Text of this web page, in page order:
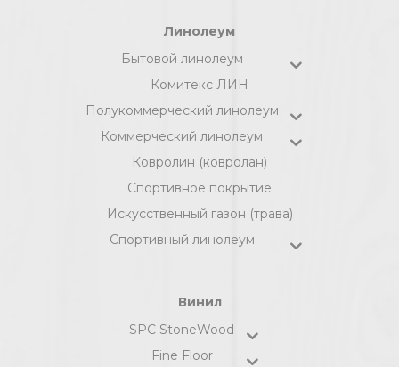
Линолеум
Бытовой линолеум
Комитекс ЛИН
Полукоммерческий линолеум
Коммерческий линолеум
Ковролин (ковролан)
Спортивное покрытие
Искусственный газон (трава)
Спортивный линолеум
Винил
SPC StoneWood
Fine Floor